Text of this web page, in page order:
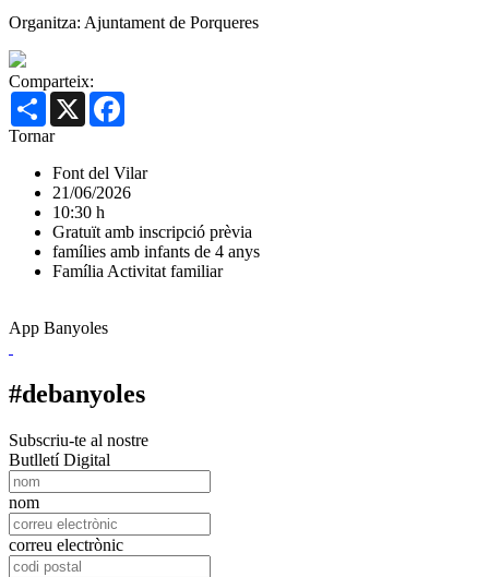
Organitza: Ajuntament de Porqueres
Comparteix:
Share X
Tornar
Font del Vilar
21/06/2026
10:30 h
Gratuït amb inscripció prèvia
famílies amb infants de 4 anys
FamíliaActivitat familiar
App Banyoles
#debanyoles
Subscriu-te al nostre
Butlletí Digital
nom
correu electrònic